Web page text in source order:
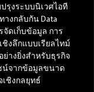
รุงระบบนิเวศไอที
งกลับกัน Data
จัดเก็บข้อมูล การ
ชิงลึกแบบเรียลไทม์
ย่างยิ่งสำหรับธุรกิจ
น์จากข้อมูลขนาด
เชิงกลยุทธ์